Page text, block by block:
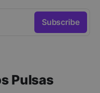
Subscribe
Pulsas